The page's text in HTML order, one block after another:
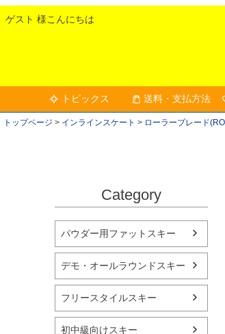
ゲスト 様こんにちは
トピックス 送料・支払方法
トップページ インラインスケート ローラーブレード
Category
パウダー用ファットスキー
デモ・オールラウンドスキー
フリースタイルスキー
初中級向けスキー